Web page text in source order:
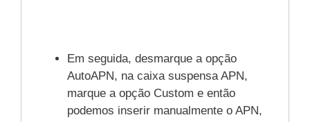
Em seguida, desmarque a opção
AutoAPN, na caixa suspensa APN,
marque a opção Custom e então
podemos inserir manualmente o APN,